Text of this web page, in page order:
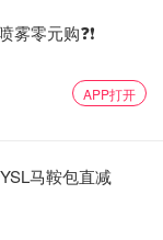
零元购❓❗
APP打开
马鞍包直减